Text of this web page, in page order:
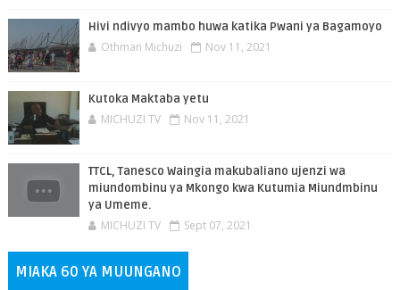
Hivi ndivyo mambo huwa katika Pwani ya Bagamoyo
Othman Michuzi Nov 11, 2021
Kutoka Maktaba yetu
MICHUZI TV Nov 11, 2021
TTCL, Tanesco Waingia makubaliano ujenzi wa
miundombinu ya Mkongo kwa Kutumia Miundmbinu
ya Umeme.
MICHUZI TV Sept 07, 2021
MIAKA 60 YA MUUNGANO